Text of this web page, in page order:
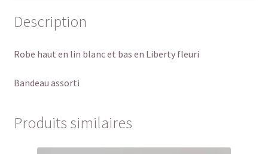
Description
Robe haut en lin blanc et bas en Liberty fleuri
Bandeau assorti
Produits similaires